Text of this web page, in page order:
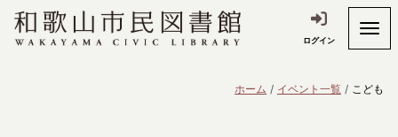
ログイン
ホーム イベント一覧 こども